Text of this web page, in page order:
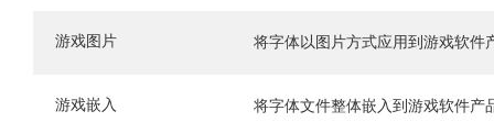
游戏图片 将字体以图片方式应用到游戏软件
游戏嵌入 将字体文件整体嵌入到游戏软件产